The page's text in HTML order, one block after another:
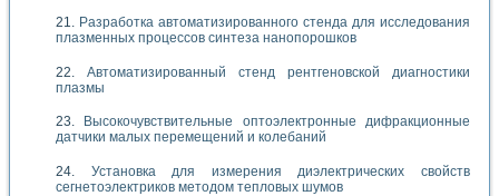
Разработка автоматизированного стенда для исследования
плазменных процессов синтеза нанопорошков
Автоматизированный стенд рентгеновской диагностики
плазмы
Высокочувствительные оптоэлектронные дифракционные
датчики малых перемещений и колебаний
Установка для измерения диэлектрических свойств
сегнетоэлектриков методом тепловых шумов